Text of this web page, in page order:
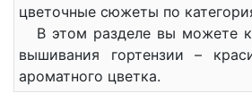
цветочные сюжеты по
В этом разделе вы можете
вышивания гортензии –
ароматного цветка.